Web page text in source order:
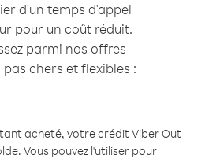
d'un temps d'appel
pour un coût réduit.
parmi nos offres
pas chers et flexibles :
acheté, votre crédit Viber Out
Vous pouvez l'utiliser pour